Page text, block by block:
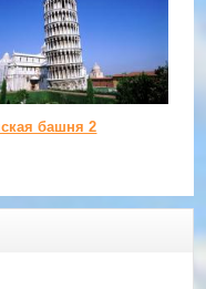
башня 2